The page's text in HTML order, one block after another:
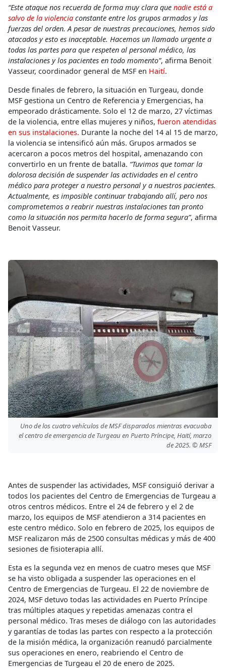
“Este ataque nos recuerda de forma muy clara que nadie está a
salvo de la violencia constante entre los grupos armados y las
fuerzas del orden. A pesar de nuestras precauciones, hemos sido
atacados y esto es inaceptable. Hacemos un llamado urgente a
todas las partes para que respeten al personal médico, las
instalaciones y los pacientes en todo momento”, afirma Benoit
Vasseur, coordinador general de MSF en Haití.
Desde finales de febrero, la situación en Turgeau, donde
MSF gestiona un Centro de Referencia y Emergencias, ha
empeorado drásticamente. Solo el 12 de marzo, 27 víctimas
de la violencia, entre ellas mujeres y niños, fueron atendidas
en sus instalaciones. Durante la noche del 14 al 15 de marzo,
la violencia se intensificó aún más. Grupos armados se
acercaron a pocos metros del hospital, amenazando con
convertirlo en un frente de batalla. “Tuvimos que tomar la
dolorosa decisión de suspender las actividades en el centro
médico para proteger a nuestro personal y a nuestros pacientes.
Actualmente, es imposible continuar trabajando allí, pero nos
comprometemos a reabrir nuestras instalaciones tan pronto
como la situación nos permita hacerlo de forma segura”, afirma
Benoit Vasseur.
Uno de los cuatro vehículos de MSF disparados mientras evacuaba
el centro de emergencia de Turgeau en Puerto Príncipe, Haití, marzo
de 2025. © MSF
Antes de suspender las actividades, MSF consiguió derivar a
todos los pacientes del Centro de Emergencias de Turgeau a
otros centros médicos. Entre el 24 de febrero y el 2 de
marzo, los equipos de MSF atendieron a 314 pacientes en
este centro médico. Solo en febrero de 2025, los equipos de
MSF realizaron más de 2500 consultas médicas y más de 400
sesiones de fisioterapia allí.
Esta es la segunda vez en menos de cuatro meses que MSF
se ha visto obligada a suspender las operaciones en el
Centro de Emergencias de Turgeau. El 22 de noviembre de
2024, MSF detuvo todas las actividades en Puerto Príncipe
tras múltiples ataques y repetidas amenazas contra el
personal médico. Tras meses de diálogo con las autoridades
y garantías de todas las partes con respecto a la protección
de la misión médica, la organización reanudó parcialmente
sus operaciones en enero, reabriendo el Centro de
Emergencias de Turgeau el 20 de enero de 2025.